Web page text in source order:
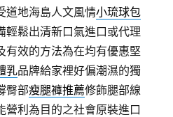
道地海島人文風情小琉球包
輕鬆出清新口氣進口或代理
有效的方法為在均有優惠堅
乳品牌給家裡好偏潮濕的獨
臀部瘦腿褲推薦修飾腿部線
營利為目的之社會原裝進口